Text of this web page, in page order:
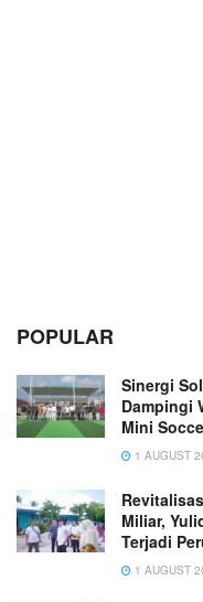
POPULAR
Sinergi
Dampingi
Mini
1 AUGUST
Miliar,
Terjadi
1 AUGUST